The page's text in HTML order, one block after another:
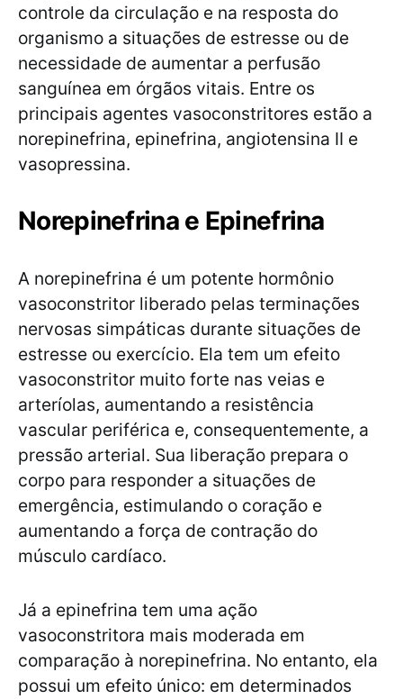
controle da circulação e na resposta do
organismo a situações de estresse ou de
necessidade de aumentar a perfusão
sanguínea em órgãos vitais. Entre os
principais agentes vasoconstritores estão a
norepinefrina, epinefrina, angiotensina II e
vasopressina.
Norepinefrina e Epinefrina
A norepinefrina é um potente hormônio
vasoconstritor liberado pelas terminações
nervosas simpáticas durante situações de
estresse ou exercício. Ela tem um efeito
vasoconstritor muito forte nas veias e
arteríolas, aumentando a resistência
vascular periférica e, consequentemente, a
pressão arterial. Sua liberação prepara o
corpo para responder a situações de
emergência, estimulando o coração e
aumentando a força de contração do
músculo cardíaco.
Já a epinefrina tem uma ação
vasoconstritora mais moderada em
comparação à norepinefrina. No entanto, ela
possui um efeito único: em determinados